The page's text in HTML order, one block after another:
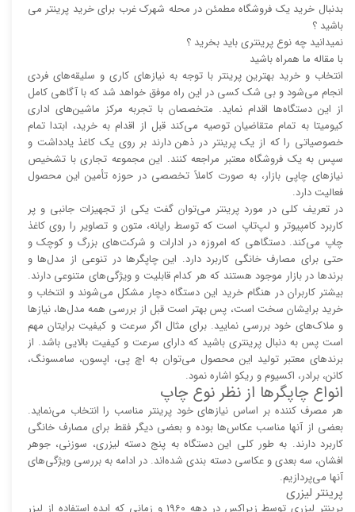
بدنبال خرید یک فروشگاه مطمئن در محله شهرک غرب برای خرید پرینتر می
باشید ؟
نمیدانید چه نوع پرینتری باید بخرید ؟
با مقاله ما همراه باشید
انتخاب و خرید بهترین پرینتر با توجه به نیاز‌‌های کاری و سلیقه‌های فردی
انجام می‌شود و بی شک کسی در این راه موفق خواهد شد که با آگاهی کامل
از این دستگاه‌ها اقدام نماید. متخصصان با تجربه مرکز ماشین‌های اداری
کیومیتا به تمام متقاضیان توصیه می‌کند قبل از اقدام به خرید، ابتدا تمام
خصوصیاتی را که از یک پرینتر در ذهن دارند بر روی یک کاغذ یادداشت و
سپس به یک فروشگاه معتبر مراجعه کنند. این مجموعه تجاری با تشخیص
نیاز‌‌های چاپی بازار، به صورت کاملاً تخصصی در حوزه تأمین این محصول
فعالیت دارد.
در تعریف کلی در مورد پرینتر می‌توان گفت یکی از تجهیزات جانبی و پر
کاربرد کامپیوتر و لپ‌تاپ است که توسط رایانه، متون و تصاویر را روی کاغذ
چاپ می‌کند. دستگاهی که امروزه در ادارات و شرکت‌های بزرگ و کوچک و
حتی برای مصارف خانگی کاربرد دارد. این چاپگر‌ها در تنوعی از مدل‌ها و
برند‌ها در بازار موجود هستند که هر کدام قابلیت و ویژگی‌های متنوعی دارند.
بیشتر کاربران در هنگام خرید این دستگاه دچار مشکل می‌شوند و انتخاب و
خرید برایشان سخت است، پس بهتر است قبل از بررسی همه مدل‌ها، نیاز‌ها
و ملاک‌های خود بررسی نمایید. برای مثال اگر سرعت و کیفیت برایتان مهم
است پس به دنبال پرینتری باشید که دارای سرعت و کیفیت بالایی باشد. از
برند‌های معتبر تولید این محصول می‌توان به اچ پی، اپسون، سامسونگ،
کانن، برادر، اکسیوم و ریکو اشاره نمود.
انواع چاپگر‌ها از نظر نوع چاپ
هر مصرف کننده بر اساس نیاز‌های خود پرینتر مناسب را انتخاب می‌نماید.
بعضی از آنها مناسب عکاس‌ها بوده و بعضی دیگر فقط برای مصارف خانگی
کاربرد دارند. به طور کلی این دستگاه به پنج دسته لیزری، سوزنی، جوهر
افشان، سه بعدی و عکاسی دسته بندی شده‌اند. در ادامه به بررسی ویژگی‌های
آنها می‌پردازیم.
پرینتر لیزری
پرینتر لیزری توسط زیراکس در دهه 1960 و زمانی که ایده استفاده از لیزر